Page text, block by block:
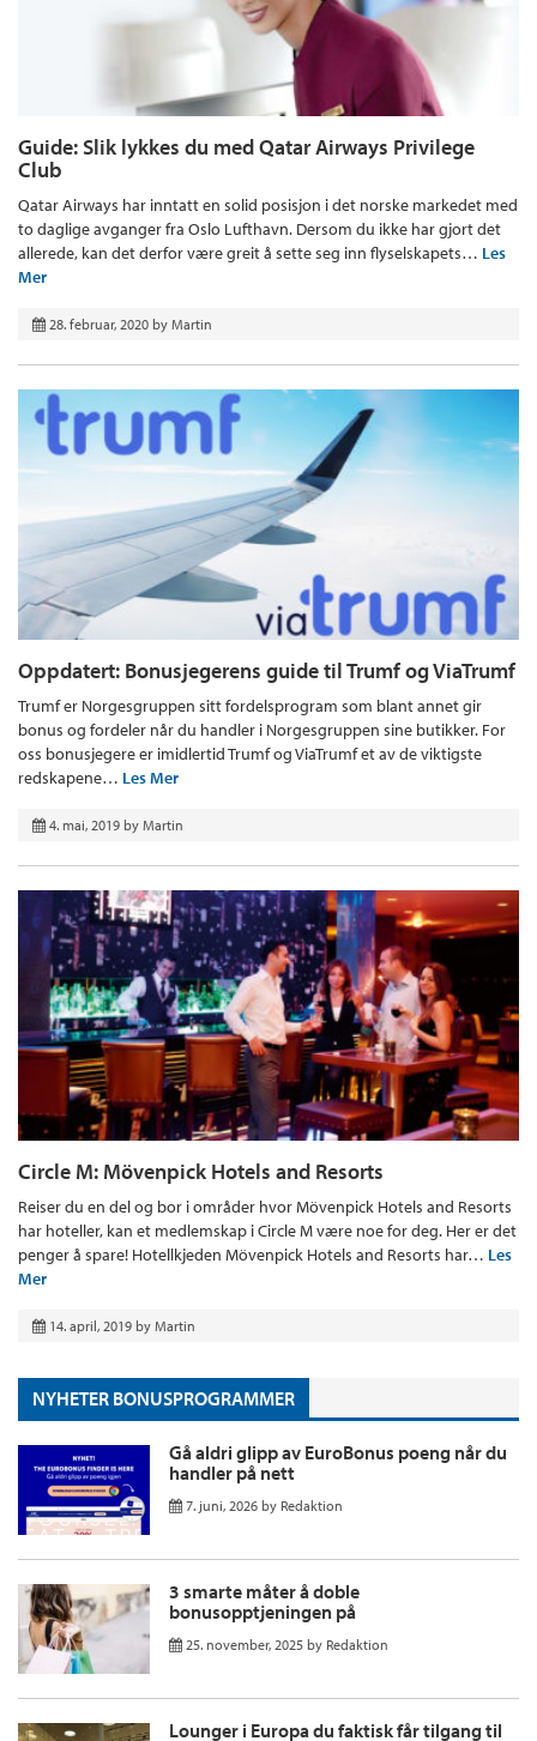
Guide: Slik lykkes du med Qatar Airways Privilege
Club
Qatar Airways har inntatt en solid posisjon i det norske markedet med
to daglige avganger fra Oslo Lufthavn. Dersom du ikke har gjort det
allerede, kan det derfor være greit å sette seg inn flyselskapets… Les
Mer
28. februar, 2020 by Martin
Oppdatert: Bonusjegerens guide til Trumf og ViaTrumf
Trumf er Norgesgruppen sitt fordelsprogram som blant annet gir
bonus og fordeler når du handler i Norgesgruppen sine butikker. For
oss bonusjegere er imidlertid Trumf og ViaTrumf et av de viktigste
redskapene… Les Mer
4. mai, 2019 by Martin
Circle M: Mövenpick Hotels and Resorts
Reiser du en del og bor i områder hvor Mövenpick Hotels and Resorts
har hoteller, kan et medlemskap i Circle M være noe for deg. Her er det
penger å spare! Hotellkjeden Mövenpick Hotels and Resorts har… Les
Mer
14. april, 2019 by Martin
NYHETER BONUSPROGRAMMER
Gå aldri glipp av EuroBonus poeng når du
handler på nett
7. juni, 2026 by Redaktion
3 smarte måter å doble
bonusopptjeningen på
25. november, 2025 by Redaktion
Lounger i Europa du faktisk får tilgang til